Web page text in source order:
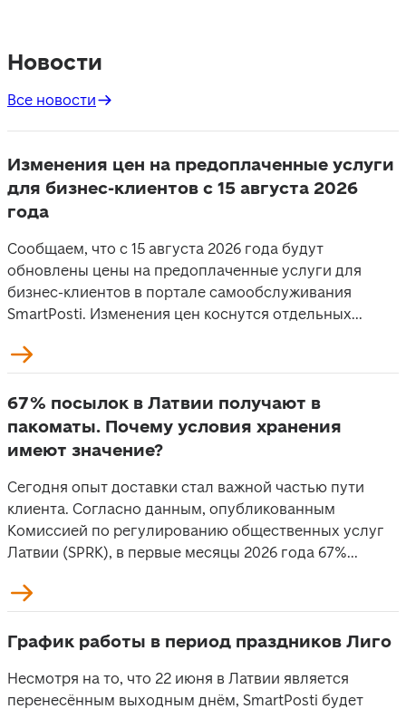
Новости
Все новости
Изменения цен на предоплаченные услуги
для бизнес-клиентов с 15 августа 2026
года
Сообщаем, что с 15 августа 2026 года будут
обновлены цены на предоплаченные услуги для
бизнес-клиентов в портале самообслуживания
SmartPosti. Изменения цен коснутся отдельных...
67% посылок в Латвии получают в
пакоматы. Почему условия хранения
имеют значение?
Сегодня опыт доставки стал важной частью пути
клиента. Согласно данным, опубликованным
Комиссией по регулированию общественных услуг
Латвии (SPRK), в первые месяцы 2026 года 67%...
График работы в период праздников Лиго
Несмотря на то, что 22 июня в Латвии является
перенесённым выходным днём, SmartPosti будет